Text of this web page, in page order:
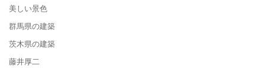
美しい景色
群馬県の建築
茨木県の建築
藤井厚二